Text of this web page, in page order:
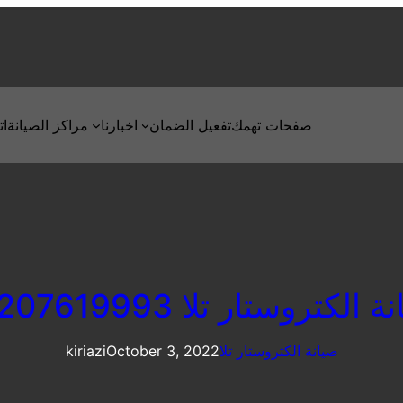
مراكز الصيانة اخبارنا تفعيل الضمانصفحات تهمك
الكتروستار تلا 01207619993
kiriaziOctober 3, 2022صيانة الكتروستار تلا